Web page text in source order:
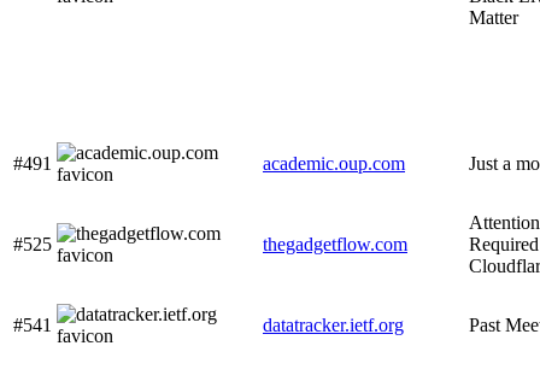
Matter
#491 academic.oup.com Just a
#525 thegadgetflow.com
Attention
#541 datatracker.ietf.org Past